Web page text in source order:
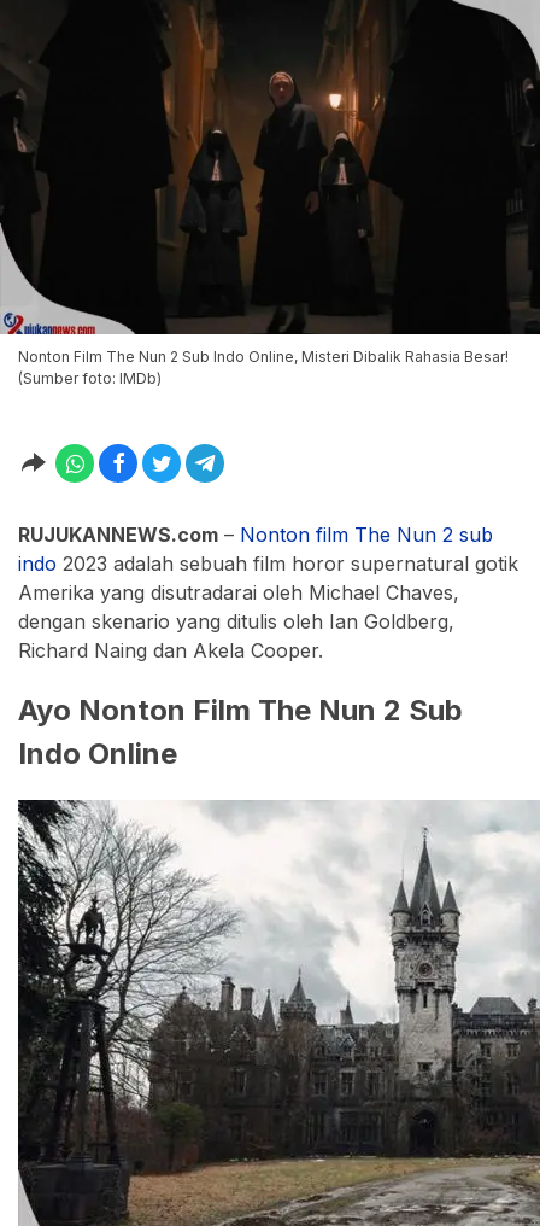
Nonton Film The Nun 2 Sub Indo Online, Misteri Dibalik Rahasia Besar!
(Sumber foto: IMDb)
RUJUKANNEWS.com – Nonton film The Nun 2 sub
indo 2023 adalah sebuah film horor supernatural gotik
Amerika yang disutradarai oleh Michael Chaves,
dengan skenario yang ditulis oleh Ian Goldberg,
Richard Naing dan Akela Cooper.
Ayo Nonton Film The Nun 2 Sub
Indo Online